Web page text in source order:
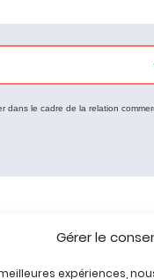
Gérer le
expériences,
dans le cadre de la relation
Tous nos
Plan du site